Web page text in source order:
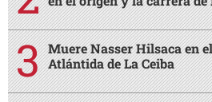
Muere Nasser Hilsaca en
Atlántida de La Ceiba